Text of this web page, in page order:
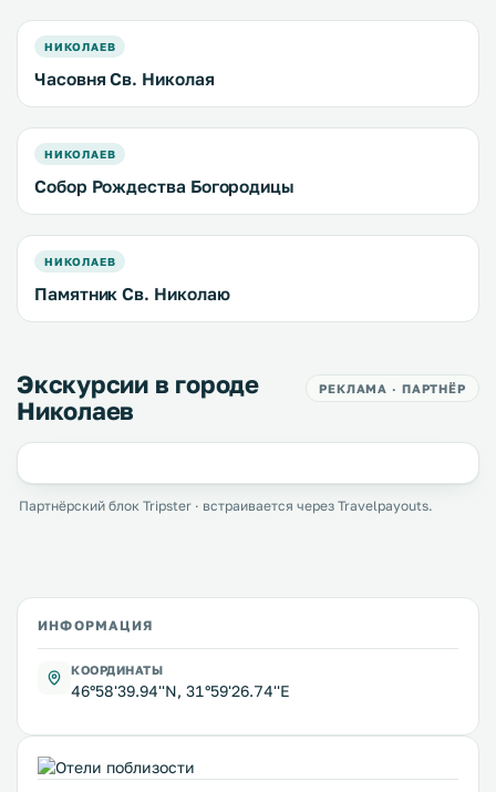
НИКОЛАЕВ
Часовня Св. Николая
НИКОЛАЕВ
Собор Рождества Богородицы
НИКОЛАЕВ
Памятник Св. Николаю
Экскурсии в городе
Николаев
РЕКЛАМА · ПАРТНЁР
Партнёрский блок Tripster · встраивается через Travelpayouts.
ИНФОРМАЦИЯ
КООРДИНАТЫ
46°58'39.94''N, 31°59'26.74''E